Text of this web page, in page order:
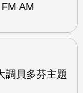
AM
調貝多芬主題